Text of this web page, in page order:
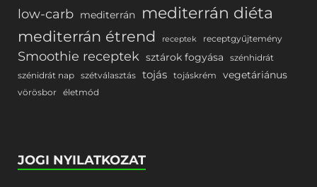
low-carb mediterrán mediterrán diéta
mediterrán étrend receptek receptgyűjtemény
Smoothie receptek sztárok fogyása
szénhidrát
szénidrát nap szétválasztás tojás tojáskrém vegetáriánus
vörösbor életmód
JOGI NYILATKOZAT